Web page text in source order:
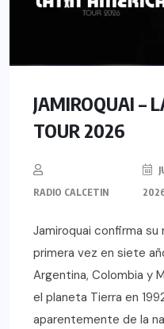
JAMIROQUAI –
TOUR 2026
RADIO CALCETIN
Jamiroquai confirma
primera vez en siete
Argentina, Colombia y
el planeta Tierra en
aparentemente de la